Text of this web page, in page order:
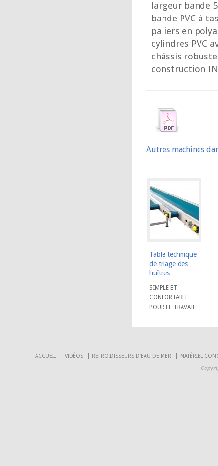
largeur bande
bande PVC à
paliers en
cylindres PVC
châssis robuste
construction
Autres machines
Table technique
de triage des
huîtres
SIMPLE ET
CONFORTABLE
POUR LE TRAVAIL
ACCUEIL VIDÉOS REFROIDISSEURS D’EAU DE MER
MATÉRIEL